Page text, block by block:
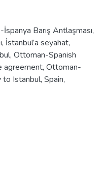
İspanya Barış Antlaşması,
, İstanbul’a seyahat,
, Ottoman-Spanish
agreement, Ottoman-
to Istanbul, Spain,